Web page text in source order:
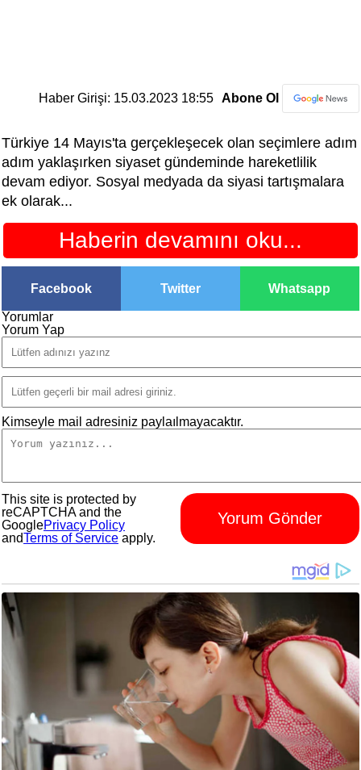
Haber Girişi: 15.03.2023 18:55 Abone Ol
Türkiye 14 Mayıs'ta gerçekleşecek olan seçimlere adım
adım yaklaşırken siyaset gündeminde hareketlilik
devam ediyor. Sosyal medyada da siyasi tartışmalara
ek olarak...
Haberin devamını oku...
Facebook Twitter Whatsapp
Yorumlar
Yorum Yap
Kimseyle mail adresiniz paylaılmayacaktır.
Yorum Gönder
This site is protected by
reCAPTCHA and the
GooglePrivacy Policy
andTerms of Service apply.